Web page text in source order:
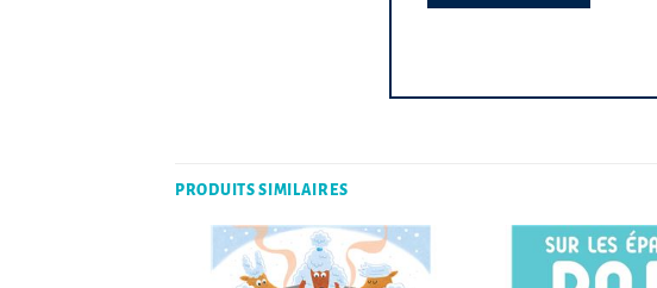
PRODUITS SIMILAIRES